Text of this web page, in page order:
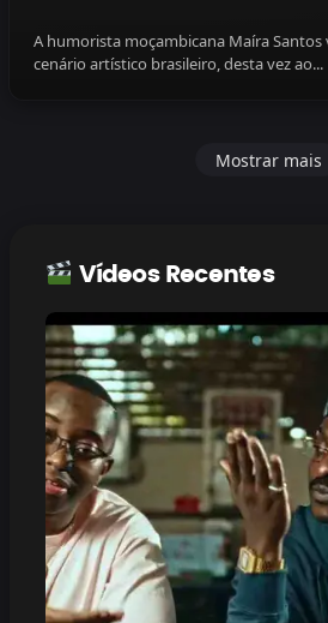
A humorista moçambicana Maíra Santos
cenário artístico brasileiro, desta vez ao...
Mostrar mais
Vídeos Recentes